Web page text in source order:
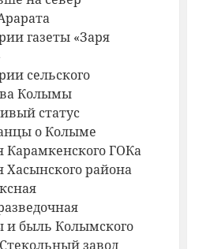
газеты «Заря
сельского
Колымы
статус
о Колыме
Карамкенского ГОКа
Хасынского района
и быль Колымского
завод